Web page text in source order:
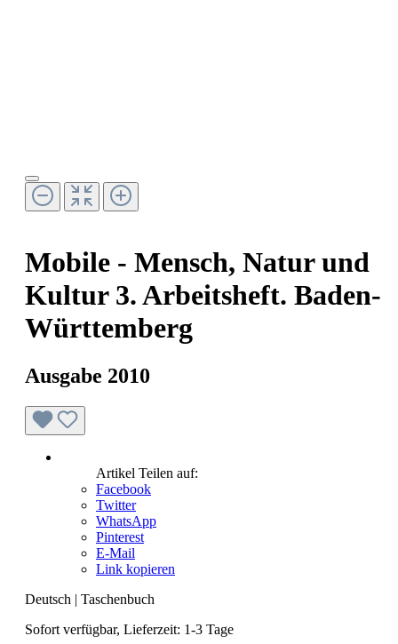
Mobile - Mensch, Natur und
Kultur 3. Arbeitsheft. Baden-
Württemberg
Ausgabe 2010
Artikel Teilen auf:
Facebook
Twitter
WhatsApp
Pinterest
E-Mail
Link kopieren
Deutsch | Taschenbuch
Sofort verfügbar, Lieferzeit: 1-3 Tage